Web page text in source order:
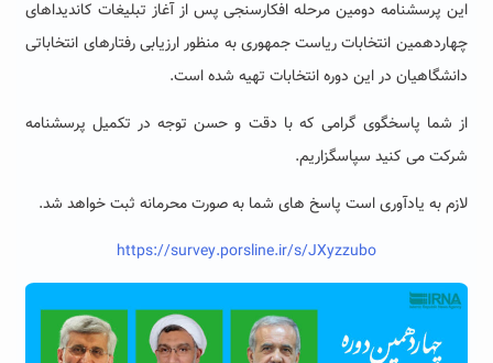
این پرسشنامه دومین مرحله افکارسنجی پس از آغاز تبلیغات کاندیداهای
چهاردهمین انتخابات ریاست جمهوری به منظور ارزیابی رفتارهای انتخاباتی
دانشگاهیان در این دوره انتخابات تهیه شده است.
از شما پاسخگوی گرامی که با دقت و حسن توجه در تکمیل پرسشنامه
شرکت می کنید سپاسگزاریم.
لازم به یادآوری است پاسخ های شما به صورت محرمانه ثبت خواهد شد.
https://survey.porsline.ir/s/JXyzzubo